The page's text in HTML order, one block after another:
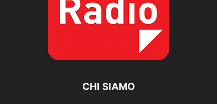
CHI SIAMO